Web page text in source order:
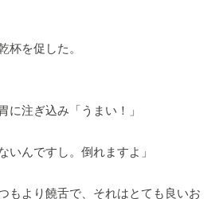
杯を促した。
注ぎ込み「うまい！」
いんですし。倒れますよ」
もより饒舌で、それはとても良いお